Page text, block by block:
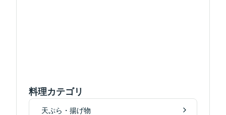
料理カテゴリ
天ぷら・揚げ物